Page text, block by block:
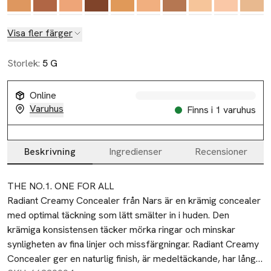
Visa fler färger
Storlek: 5 G
Online
Varuhus
Finns i 1 varuhus
Beskrivning Ingredienser Recensioner
Beskrivning
THE NO.1. ONE FOR ALL
Radiant Creamy Concealer från Nars är en krämig concealer
med optimal täckning som lätt smälter in i huden. Den
krämiga konsistensen täcker mörka ringar och minskar
synligheten av fina linjer och missfärgningar. Radiant Creamy
Concealer ger en naturlig finish, är medeltäckande, har lång